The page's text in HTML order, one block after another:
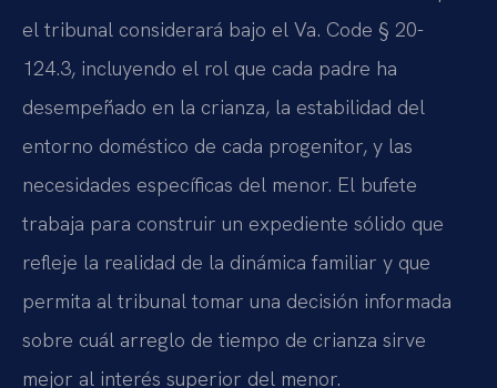
el tribunal considerará bajo el Va. Code § 20-
124.3, incluyendo el rol que cada padre ha
desempeñado en la crianza, la estabilidad del
entorno doméstico de cada progenitor, y las
necesidades específicas del menor. El bufete
trabaja para construir un expediente sólido que
refleje la realidad de la dinámica familiar y que
permita al tribunal tomar una decisión informada
sobre cuál arreglo de tiempo de crianza sirve
mejor al interés superior del menor.